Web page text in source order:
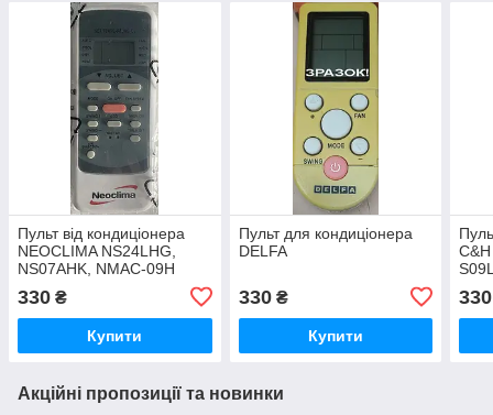
Пульт від кондиціонера
NEOCLIMA NS24LHG,
NS07AHK, NMAC-09H
330 ₴
Купити
Пульт для кондиціонера
DELFA
330₴
Купити
330
Акційні пропозиції та новинки